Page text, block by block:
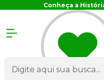
Conheça a